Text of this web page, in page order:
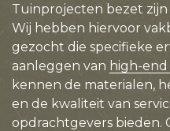
Tuinprojecten bezet
Wij hebben hiervoor
gezocht die specifieke
aanleggen van high-
kennen de materialen,
en de kwaliteit van
opdrachtgevers bieden.